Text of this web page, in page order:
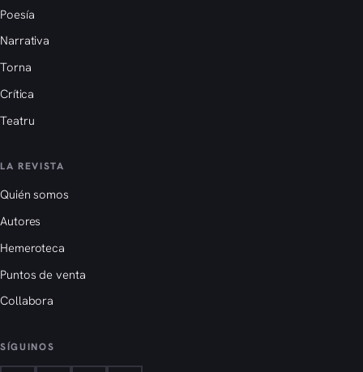
Poesía
Narrativa
Torna
Crítica
Teatru
LA REVISTA
Quién somos
Autores
Hemeroteca
Puntos de venta
Collabora
SÍGUINOS